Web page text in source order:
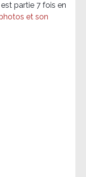
partie 7 fois en
et son